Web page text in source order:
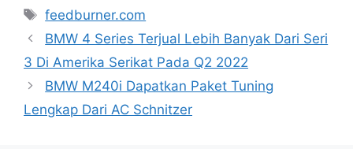
Tags
feedburner.com
BMW 4 Series Terjual Lebih Banyak Dari Seri
3 Di Amerika Serikat Pada Q2 2022
BMW M240i Dapatkan Paket Tuning
Lengkap Dari AC Schnitzer